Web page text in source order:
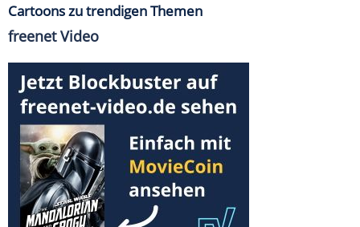
Cartoons zu trendigen Themen
freenet Video